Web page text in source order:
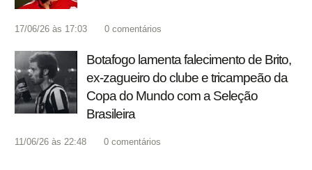
17/06/26 às 17:03 0 comentários
Botafogo lamenta falecimento de Brito,
ex-zagueiro do clube e tricampeão da
Copa do Mundo com a Seleção
Brasileira
11/06/26 às 22:48 0 comentários